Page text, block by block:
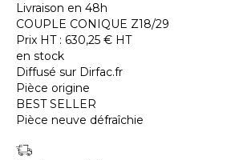
Livraison en 48h
COUPLE CONIQUE Z18/29
Prix HT : 630,25 € HT
en stock
Diffusé sur Dirfac.fr
Pièce origine
BEST SELLER
Pièce neuve défraîchie